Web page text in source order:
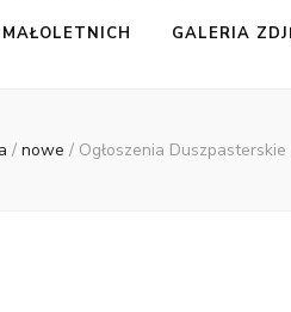
GALERIA
/ nowe / Ogłoszenia